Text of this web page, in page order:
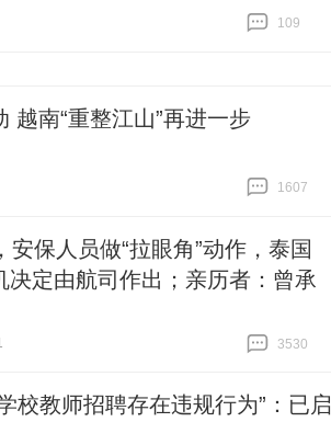
109
越南“重整江山”再进一步
1607
保人员做“拉眼角”动作，泰国
定由航司作出；亲历者：曾承
3530
校教师招聘存在违规行为”：已启